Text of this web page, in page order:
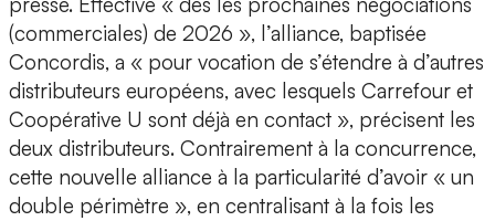
(commerciales) de 2026 », l’alliance, baptisée
Concordis, a « pour vocation de s’étendre à d’autres
distributeurs européens, avec lesquels Carrefour et
Coopérative U sont déjà en contact », précisent les
deux distributeurs. Contrairement à la concurrence,
cette nouvelle alliance à la particularité d’avoir « un
double périmètre », en centralisant à la fois les